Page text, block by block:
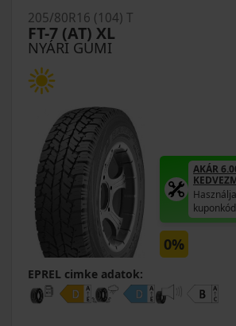
NYÁRI GUMI
FT-7 (AT) XL
205/80R16 (104) T
AKÁR
0%
EPREL cimke adatok: